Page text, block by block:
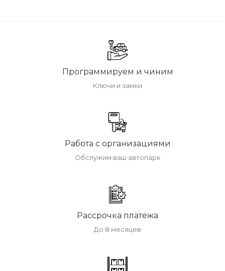
Программируем и чиним
Ключи и замки
Работа с организациями
Обслужим ваш автопарк
Рассрочка платежа
До 8 месяцев